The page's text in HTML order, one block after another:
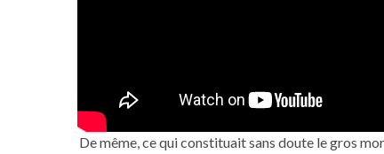
De même, ce qui constituait sans doute le gros